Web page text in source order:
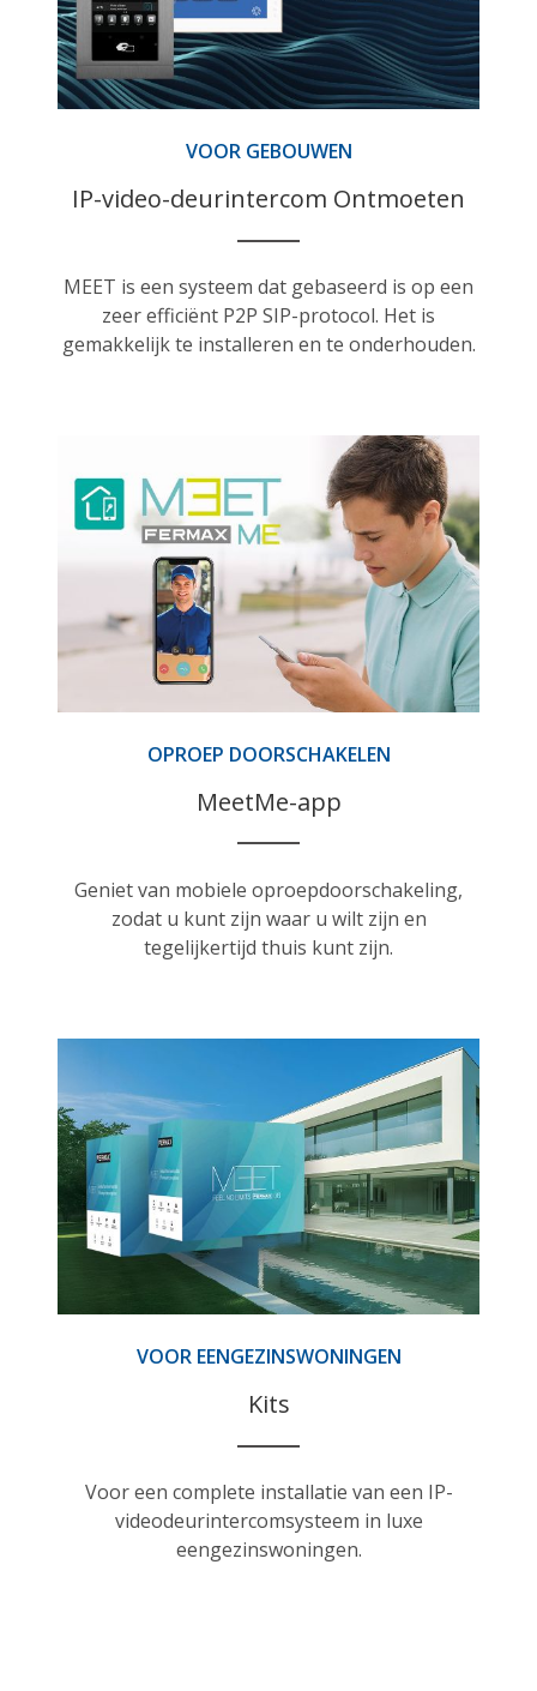
VOOR GEBOUWEN
IP-video-deurintercom Ontmoeten
MEET is een systeem dat gebaseerd is op een
zeer efficiënt P2P SIP-protocol. Het is
gemakkelijk te installeren en te onderhouden.
OPROEP DOORSCHAKELEN
MeetMe-app
Geniet van mobiele oproepdoorschakeling,
zodat u kunt zijn waar u wilt zijn en
tegelijkertijd thuis kunt zijn.
VOOR EENGEZINSWONINGEN
Kits
Voor een complete installatie van een IP-
videodeurintercomsysteem in luxe
eengezinswoningen.